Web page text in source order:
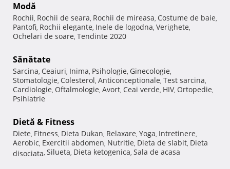
Modă
Rochii, Rochii de seara, Rochii de mireasa, Costume de baie,
Pantofi, Rochii elegante, Inele de logodna, Verighete,
Ochelari de soare, Tendinte 2020
Sănătate
Sarcina, Ceaiuri, Inima, Psihologie, Ginecologie,
Stomatologie, Colesterol, Anticonceptionale, Test sarcina,
Cardiologie, Oftalmologie, Avort, Ceai verde, HIV, Ortopedie,
Psihiatrie
Dietă & Fitness
Diete, Fitness, Dieta Dukan, Relaxare, Yoga, Intretinere,
Aerobic, Exercitii abdomen, Nutritie, Dieta de slabit, Dieta
disociata, Silueta, Dieta ketogenica, Sala de acasa